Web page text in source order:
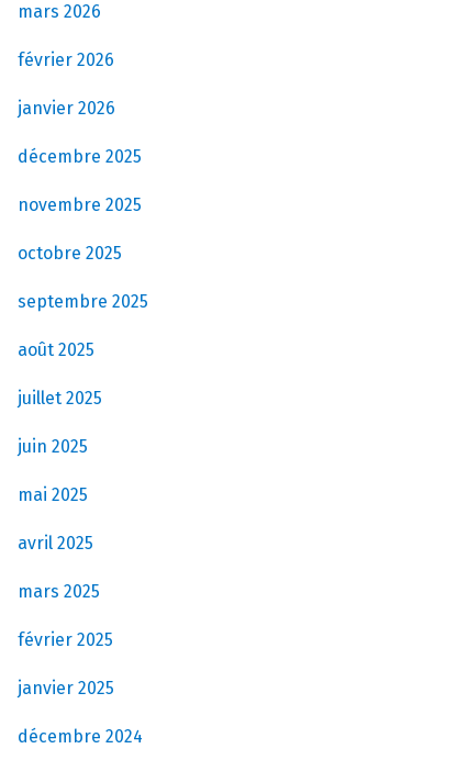
mars 2026
février 2026
janvier 2026
décembre 2025
novembre 2025
octobre 2025
septembre 2025
août 2025
juillet 2025
juin 2025
mai 2025
avril 2025
mars 2025
février 2025
janvier 2025
décembre 2024